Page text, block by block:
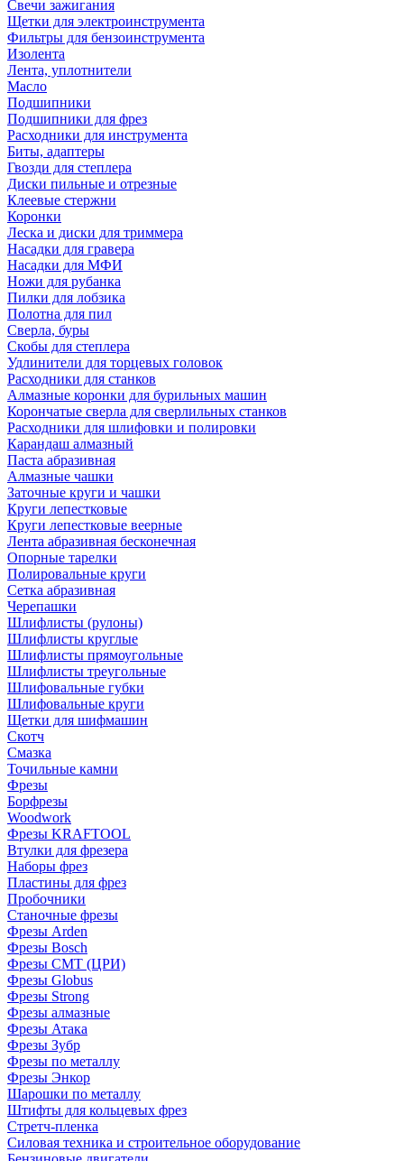
Свечи зажигания
Щетки для электроинструмента
Фильтры для бензоинструмента
Изолента
Лента, уплотнители
Масло
Подшипники
Подшипники для фрез
Расходники для инструмента
Биты, адаптеры
Гвозди для степлера
Диски пильные и отрезные
Клеевые стержни
Коронки
Леска и диски для триммера
Насадки для гравера
Насадки для МФИ
Ножи для рубанка
Пилки для лобзика
Полотна для пил
Сверла, буры
Скобы для степлера
Удлинители для торцевых головок
Расходники для станков
Алмазные коронки для бурильных машин
Корончатые сверла для сверлильных станков
Расходники для шлифовки и полировки
Карандаш алмазный
Паста абразивная
Алмазные чашки
Заточные круги и чашки
Круги лепестковые
Круги лепестковые веерные
Лента абразивная бесконечная
Опорные тарелки
Полировальные круги
Сетка абразивная
Черепашки
Шлифлисты (рулоны)
Шлифлисты круглые
Шлифлисты прямоугольные
Шлифлисты треугольные
Шлифовальные губки
Шлифовальные круги
Щетки для шифмашин
Скотч
Смазка
Точильные камни
Фрезы
Борфрезы
Woodwork
Фрезы KRAFTOOL
Втулки для фрезера
Наборы фрез
Пластины для фрез
Пробочники
Станочные фрезы
Фрезы Arden
Фрезы Bosch
Фрезы CMT (ЦРИ)
Фрезы Globus
Фрезы Strong
Фрезы алмазные
Фрезы Атака
Фрезы Зубр
Фрезы по металлу
Фрезы Энкор
Шарошки по металлу
Штифты для кольцевых фрез
Стретч-пленка
Силовая техника и строительное оборудование